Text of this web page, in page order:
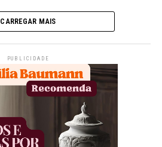
CARREGAR MAIS
PUBLICIDADE